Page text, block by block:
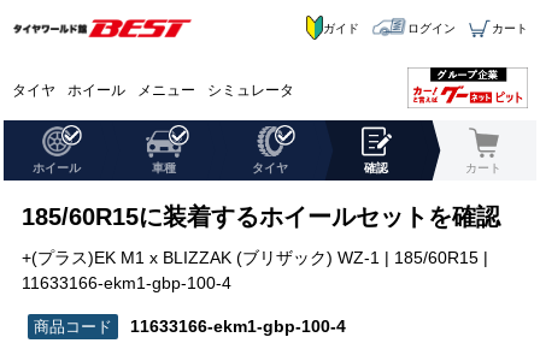
タイヤ ホイール メニュー シミュレータ
ガイド ログイン カート
ホイール 車種 タイヤ 確認 カート
185/60R15に装着するホイールセットを確認
+(プラス)EK M1 x BLIZZAK (ブリザック) WZ-1 | 185/60R15 |
11633166-ekm1-gbp-100-4
11633166-ekm1-gbp-100-4